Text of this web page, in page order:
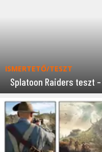
ISMERTETŐ/TESZT
Splatoon Raiders teszt